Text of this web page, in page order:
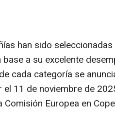
han sido
a su excelente
cada categoría se
el 11 de noviembre de
Comisión Europea en